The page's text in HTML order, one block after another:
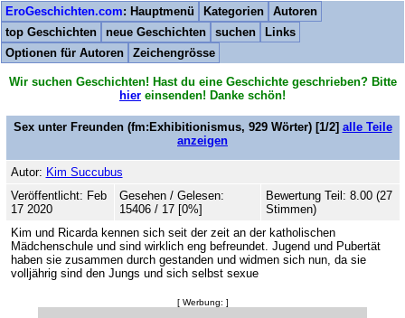
EroGeschichten.com: Hauptmenü Kategorien
Autoren
top Geschichten
neue Geschichten suchen
Links
Optionen für Autoren
Zeichengrösse
Wir suchen Geschichten! Hast du eine Geschichte geschrieben? Bitte
hier einsenden! Danke schön!
Sex unter Freunden(fm:Exhibitionismus, 929Wörter) [1/2] alle Teile
anzeigen
Autor: Kim Succubus
Veröffentlicht: Feb
17 2020
Gesehen / Gelesen:
15406 / 17 [0%]
Bewertung Teil: 8.00 (27
Stimmen)
Kim und Ricarda kennen sich seit der zeit an der katholischen
Mädchenschule und sind wirklich eng befreundet. Jugend und Pubertät
haben sie zusammen durch gestanden und widmen sich nun, da sie
volljährig sind den Jungs und sich selbst sexue
[ Werbung: ]